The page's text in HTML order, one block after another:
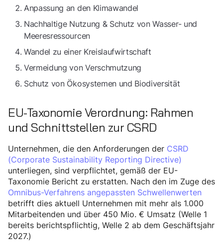
Anpassung an den Klimawandel
Nachhaltige Nutzung & Schutz von Wasser- und
Meeresressourcen
Wandel zu einer Kreislaufwirtschaft
Vermeidung von Verschmutzung
Schutz von Ökosystemen und Biodiversität
EU-Taxonomie Verordnung: Rahmen
und Schnittstellen zur CSRD
Unternehmen, die den Anforderungen der CSRD
(Corporate Sustainability Reporting Directive)
unterliegen, sind verpflichtet, gemäß der EU-
Taxonomie Bericht zu erstatten. Nach den im Zuge des
Omnibus-Verfahrens angepassten Schwellenwerten
betrifft dies aktuell Unternehmen mit mehr als 1.000
Mitarbeitenden und über 450 Mio. € Umsatz (Welle 1
bereits berichtspflichtig, Welle 2 ab dem Geschäftsjahr
2027.)